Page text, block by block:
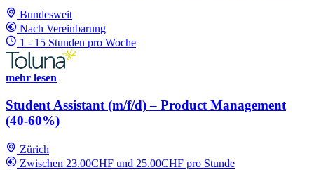
Bundesweit
Nach Vereinbarung
1 - 15 Stunden pro Woche
mehr lesen
Student Assistant (m/f/d) – Product Management
(40-60%)
Zürich
Zwischen 23.00CHF und 25.00CHF pro Stunde